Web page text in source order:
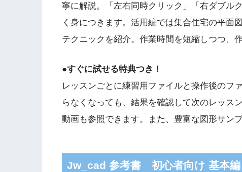
寧に解説。「左右同時クリック」「右ダブル
く身につきます。活用編では集合住宅の平面
テクニックを紹介。作業時間を短縮しつつ、
●すぐに試せる特典つき！
レッスンごとに練習用ファイルと操作後のフ
らなくなっても、結果を確認して次のレッス
動画も参照できます。また、豊富な図形サン
Jw_cad 参考書 初心者向け 基本編